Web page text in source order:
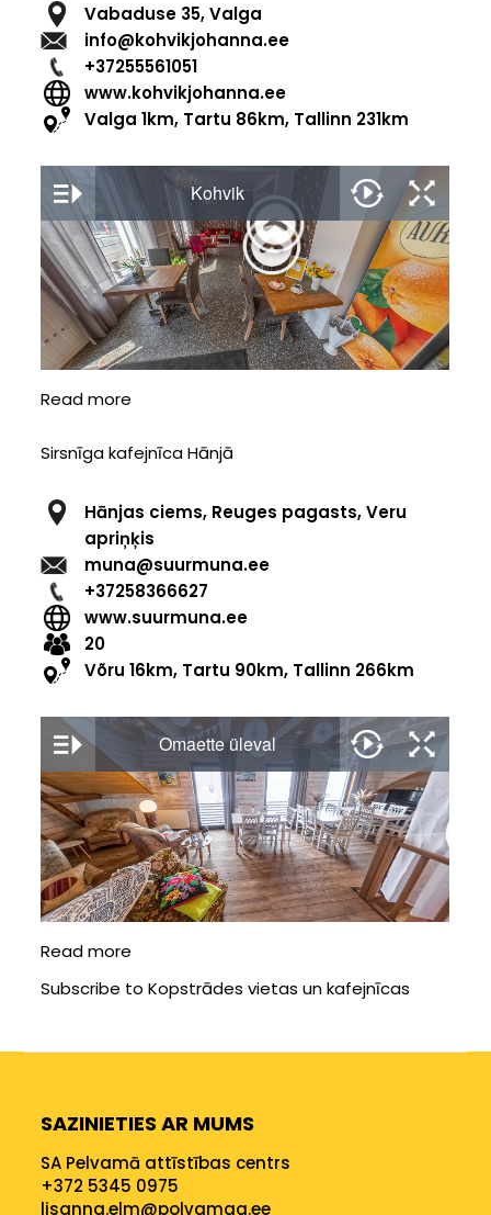
Vabaduse 35, Valga
info@kohvikjohanna.ee
+37255561051
www.kohvikjohanna.ee
Valga 1km, Tartu 86km, Tallinn 231km
Read more
Johanna
Sirsnīga kafejnīca Hānjā
Hānjas ciems, Reuges pagasts, Veru
apriņķis
muna@suurmuna.ee
+37258366627
www.suurmuna.ee
20
Võru 16km, Tartu 90km, Tallinn 266km
Read more
Muna
Subscribe to Kopstrādes vietas un kafejnīcas
SAZINIETIES AR MUMS
SA Pelvamā attīstības centrs
+372 5345 0975
lisanna.elm@polvamaa.ee